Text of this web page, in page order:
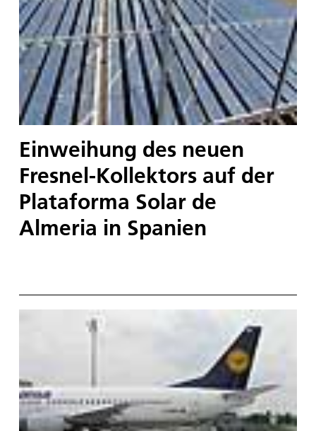
Einweihung des neuen
Fresnel-Kollektors auf der
Plataforma Solar de
Almeria in Spanien